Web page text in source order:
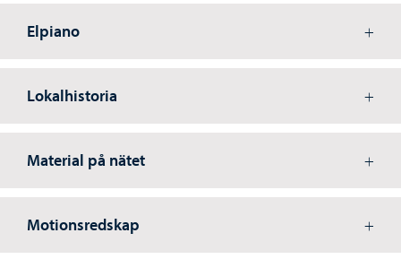
Elpiano
Lokalhistoria
Material på nätet
Motionsredskap